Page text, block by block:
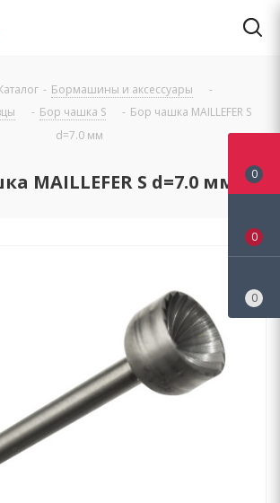
- Бормашины и аксессуары
-
- Бор чашка S - Бор чашка MAILLEFER S
d=7.0 мм
MAILLEFER S d=7.0 мм 0
0
0